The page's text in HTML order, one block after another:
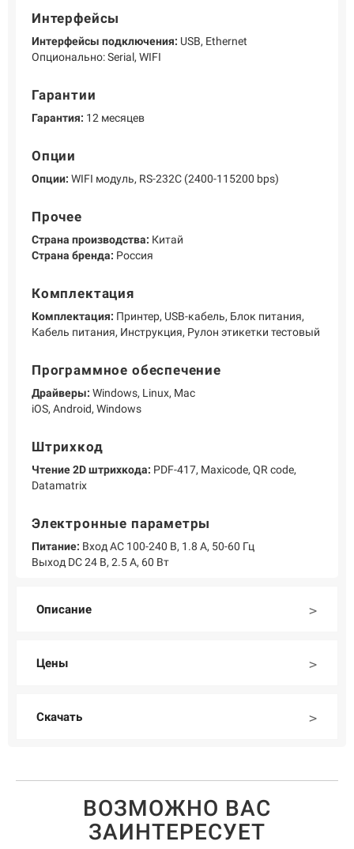
Интерфейсы
Интерфейсы подключения: USB, Ethernet
Опционально: Serial, WIFI
Гарантии
Гарантия: 12 месяцев
Опции
Опции: WIFI модуль, RS-232C (2400-115200 bps)
Прочее
Страна производства: Китай
Страна бренда: Россия
Комплектация
Комплектация: Принтер, USB-кабель, Блок питания,
Кабель питания, Инструкция, Рулон этикетки тестовый
Программное обеспечение
Драйверы: Windows, Linux, Mac
iOS, Android, Windows
Штрихкод
Чтение 2D штрихкода: PDF-417, Maxicode, QR code,
Datamatrix
Электронные параметры
Питание: Вход AC 100-240 В, 1.8 А, 50-60 Гц
Выход DC 24 В, 2.5 А, 60 Вт
Описание
Цены
Скачать
ВОЗМОЖНО ВАС
ЗАИНТЕРЕСУЕТ